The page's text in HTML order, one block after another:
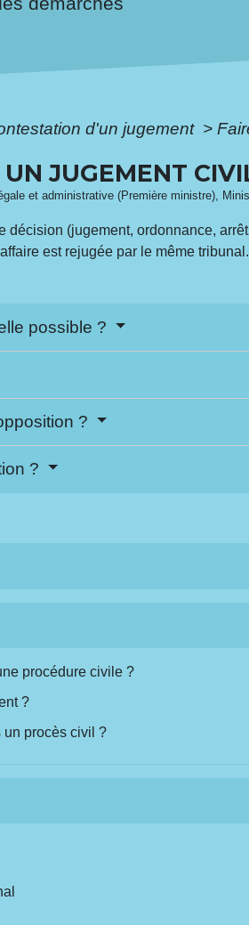
d'un jugement >
JUGEMENT
et administrative (Première ministre),
décision (jugement, ordonnance,
est rejugée par le même tribunal.
possible ?
?
?
procédure civile ?
?
un procès civil ?